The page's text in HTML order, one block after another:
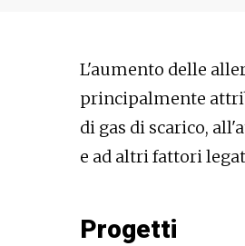
L'aumento delle
principalmente
di gas di scarico,
e ad altri fattori
Progetti